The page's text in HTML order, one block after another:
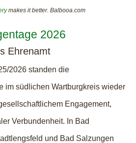
makes it better. Balbooa.com
2026
Ehrenamt
2026 standen die
im südlichen Wartburgkreis wieder
Engagement,
Verbundenheit. In Bad
und Bad Salzungen